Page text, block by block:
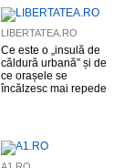
LIBERTATEA.RO
Ce este o „insulă de
căldură urbană” și de
ce orașele se
încălzesc mai repede